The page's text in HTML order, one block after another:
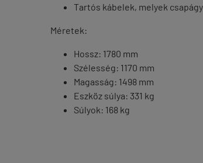
Tartós kábelek, melyek
Méretek:
Hossz: 1780 mm
Szélesség: 1170 mm
Magasság: 1498 mm
Eszköz súlya: 331 kg
Súlyok: 168 kg